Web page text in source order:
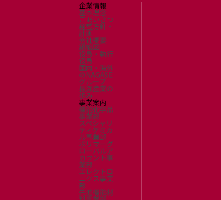
企業情報
基本理念
ごあいさつ
経営方針・
計画
会社概要
組織図
役員・執行
役員
国内・海外
のNAGASE
グループ
長瀬産業の
歩み
事業案内
機能化学品
事業部
スペシャリ
ティケミカ
ル事業部
ポリマーグ
ローバルア
カウント事
業部
エレクトロ
ニクス事業
部
先進機能材